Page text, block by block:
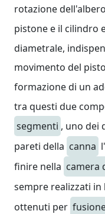
rotazione
pistone e il cilindro
diametrale,
movimento del
formazione di un
tra questi due
segmenti , uno dei
pareti della canna
finire nella camera
sempre realizzati in
ottenuti per